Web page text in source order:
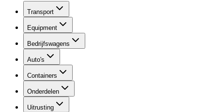
Transport
Equipment
Bedrijfswagens
Auto's
Containers
Onderdelen
Uitrusting